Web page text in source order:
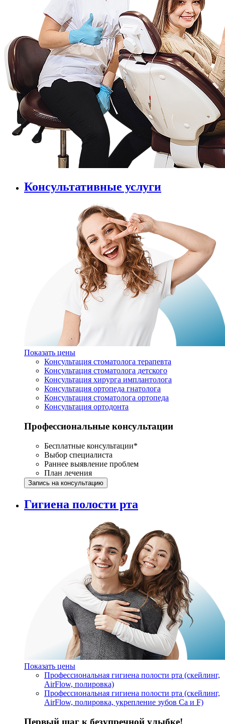
Консультативные услуги
Показать цены
Консультация стоматолога терапевта
Консультация стоматолога детского
Консультация хирурга имплантолога
Консультация ортопеда гнатолога
Консультация стоматолога ортопеда
Консультация ортодонта
Профессиональные консультации
Бесплатные консультации*
Выбор специалиста
Раннее выявление проблем
План лечения
Запись на консультацию
Гигиена полости рта
Показать цены
Профессиональная гигиена полости рта (скейлинг,
AirFlow, полировка)
Профессиональная гигиена полости рта (скейлинг,
AirFlow, полировка, укрепление зубов Ca и F)
Первый шаг к безупречной улыбке!